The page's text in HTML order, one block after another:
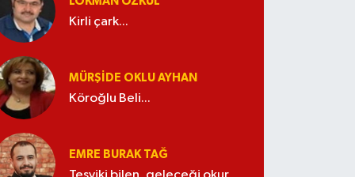
Kirli çark...
MÜRŞIDE OKLU AYHAN
Köroğlu Beli...
EMRE BURAK TAĞ